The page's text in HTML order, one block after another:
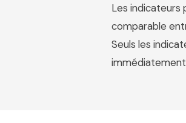
Les indicateurs
comparable
Seuls les